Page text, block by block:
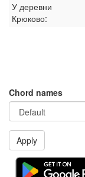
У деревни
Крюково:
Chord names
Apply